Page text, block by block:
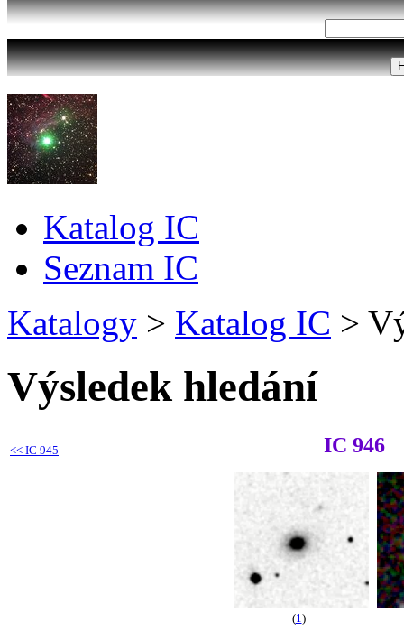
Katalog IC
Seznam IC
Katalogy > Katalog IC >
Výsledek hledání
<< IC 945 IC 946
(1 )